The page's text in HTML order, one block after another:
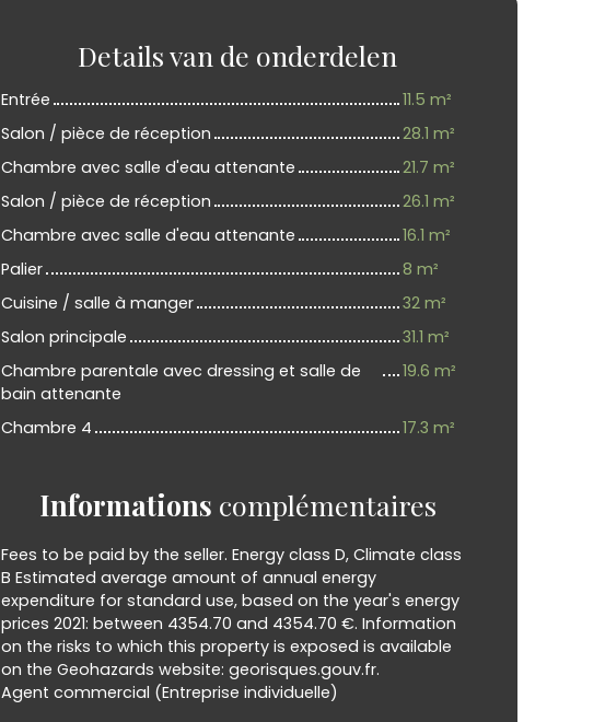
Details van de onderdelen
Entrée
11.5 m²
Salon / pièce de réception
28.1 m²
Chambre avec salle d'eau attenante
21.7 m²
Salon / pièce de réception
26.1 m²
Chambre avec salle d'eau attenante
16.1 m²
Palier
8 m²
Cuisine / salle à manger
32 m²
Salon principale
31.1 m²
Chambre parentale avec dressing et salle de
bain attenante
19.6 m²
Chambre 4 17.3 m²
Informations complémentaires
Fees to be paid by the seller. Energy class D, Climate class
B Estimated average amount of annual energy
expenditure for standard use, based on the year's energy
prices 2021: between 4354.70 and 4354.70 €. Information
on the risks to which this property is exposed is available
on the Geohazards website: georisques.gouv.fr.
Agent commercial (Entreprise individuelle)